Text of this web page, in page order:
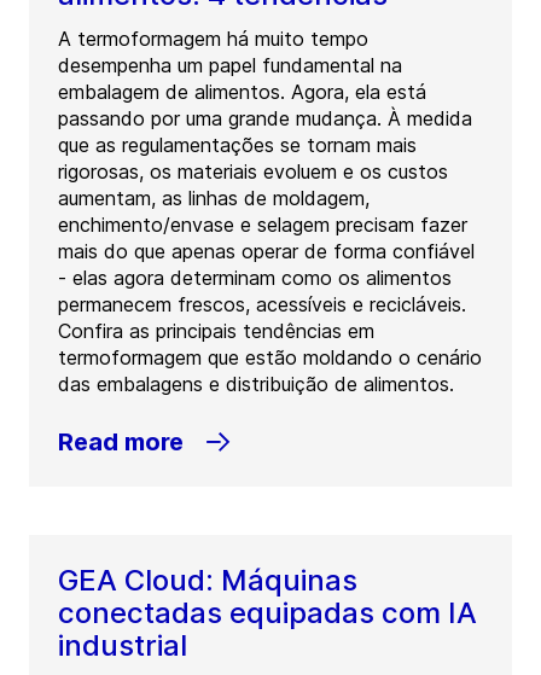
A termoformagem há muito tempo
desempenha um papel fundamental na
embalagem de alimentos. Agora, ela está
passando por uma grande mudança. À medida
que as regulamentações se tornam mais
rigorosas, os materiais evoluem e os custos
aumentam, as linhas de moldagem,
enchimento/envase e selagem precisam fazer
mais do que apenas operar de forma confiável
- elas agora determinam como os alimentos
permanecem frescos, acessíveis e recicláveis.
Confira as principais tendências em
termoformagem que estão moldando o cenário
das embalagens e distribuição de alimentos.
Read more
GEA Cloud: Máquinas
conectadas equipadas com IA
industrial